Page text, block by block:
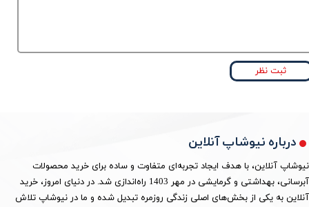
ثبت نظر
درباره نیوشاپ آنلاین
نیوشاپ آنلاین، با هدف ایجاد تجربه‌ای متفاوت و ساده برای خرید محصولات
آبرسانی، بهداشتی و گرمایشی در مهر 1403 راه‌اندازی شد. در دنیای امروز، خرید
آنلاین به یکی از بخش‌های اصلی زندگی روزمره تبدیل شده و ما در نیوشاپ تلاش